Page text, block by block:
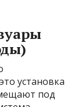
установка
под